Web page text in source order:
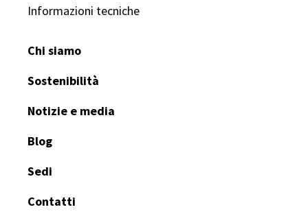
Informazioni tecniche
Chi siamo
Sostenibilità
Notizie e media
Blog
Sedi
Contatti